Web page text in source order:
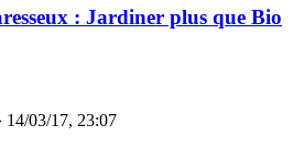
: Jardiner plus que Bio
14/03/17, 23:07